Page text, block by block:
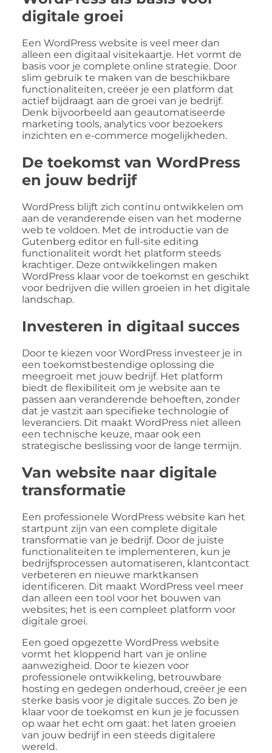
digitale groei
Een WordPress website is veel meer dan
alleen een digitaal visitekaartje. Het vormt de
basis voor je complete online strategie. Door
slim gebruik te maken van de beschikbare
functionaliteiten, creëer je een platform dat
actief bijdraagt aan de groei van je bedrijf.
Denk bijvoorbeeld aan geautomatiseerde
marketing tools, analytics voor bezoekers
inzichten en e-commerce mogelijkheden.
De toekomst van WordPress
en jouw bedrijf
WordPress blijft zich continu ontwikkelen om
aan de veranderende eisen van het moderne
web te voldoen. Met de introductie van de
Gutenberg editor en full-site editing
functionaliteit wordt het platform steeds
krachtiger. Deze ontwikkelingen maken
WordPress klaar voor de toekomst en geschikt
voor bedrijven die willen groeien in het digitale
landschap.
Investeren in digitaal succes
Door te kiezen voor WordPress investeer je in
een toekomstbestendige oplossing die
meegroeit met jouw bedrijf. Het platform
biedt de flexibiliteit om je website aan te
passen aan veranderende behoeften, zonder
dat je vastzit aan specifieke technologie of
leveranciers. Dit maakt WordPress niet alleen
een technische keuze, maar ook een
strategische beslissing voor de lange termijn.
Van website naar digitale
transformatie
Een professionele WordPress website kan het
startpunt zijn van een complete digitale
transformatie van je bedrijf. Door de juiste
functionaliteiten te implementeren, kun je
bedrijfsprocessen automatiseren, klantcontact
verbeteren en nieuwe marktkansen
identificeren. Dit maakt WordPress veel meer
dan alleen een tool voor het bouwen van
websites; het is een compleet platform voor
digitale groei.
Een goed opgezette WordPress website
vormt het kloppend hart van je online
aanwezigheid. Door te kiezen voor
professionele ontwikkeling, betrouwbare
hosting en gedegen onderhoud, creëer je een
sterke basis voor je digitale succes. Zo ben je
klaar voor de toekomst en kun je je focussen
op waar het echt om gaat: het laten groeien
van jouw bedrijf in een steeds digitalere
wereld.